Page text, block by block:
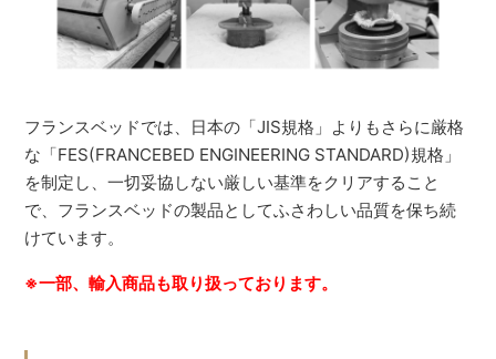
フランスベッドでは、日本の「JIS規格」よりもさらに厳格
な「FES(FRANCEBED ENGINEERING STANDARD)規格」
を制定し、一切妥協しない厳しい基準をクリアすること
で、フランスベッドの製品としてふさわしい品質を保ち続
けています。
※一部、輸入商品も取り扱っております。